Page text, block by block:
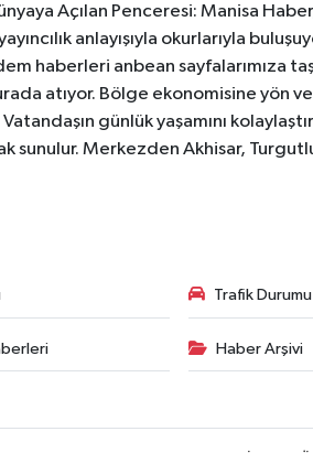
Açılan Penceresi: Manisa
anlayışıyla okurlarıyla
haberleri anbean sayfalarımıza
atıyor. Bölge ekonomisine yön
günlük yaşamını
sunulur. Merkezden Akhisar,
Trafik Durumu
Haber Arşivi